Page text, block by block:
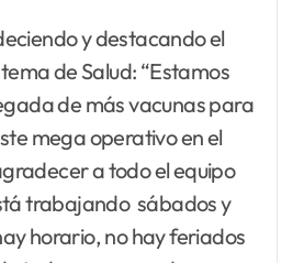
y destacando el
de Salud: “Estamos
de más vacunas para
mega operativo en el
a todo el equipo
trabajando sábados y
horario, no hay feriados